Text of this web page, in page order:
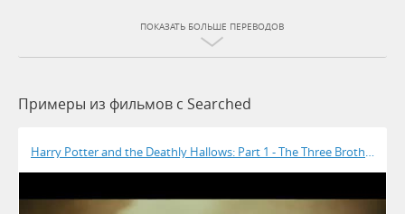
ПОКАЗАТЬ БОЛЬШЕ ПЕРЕВОДОВ
Примеры из фильмов c Searched
Harry Potter and the Deathly Hallows: Part 1 - The Three Brothers